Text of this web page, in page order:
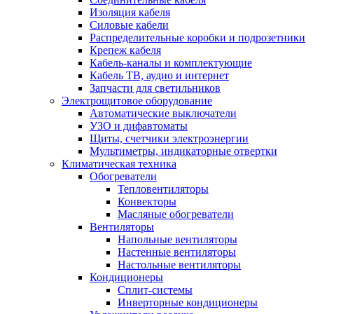
Изоляция кабеля
Силовые кабели
Распределительные коробки и подрозетники
Крепеж кабеля
Кабель-каналы и комплектующие
Кабель ТВ, аудио и интернет
Запчасти для светильников
Электрощитовое оборудование
Автоматические выключатели
УЗО и дифавтоматы
Щиты, счетчики электроэнергии
Мультиметры, индикаторные отвертки
Климатическая техника
Обогреватели
Тепловентиляторы
Конвекторы
Масляные обогреватели
Вентиляторы
Напольные вентиляторы
Настенные вентиляторы
Настольные вентиляторы
Кондиционеры
Сплит-системы
Инверторные кондиционеры